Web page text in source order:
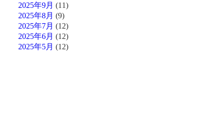
2025年9月 (11)
2025年8月 (9)
2025年7月 (12)
2025年6月 (12)
2025年5月 (12)